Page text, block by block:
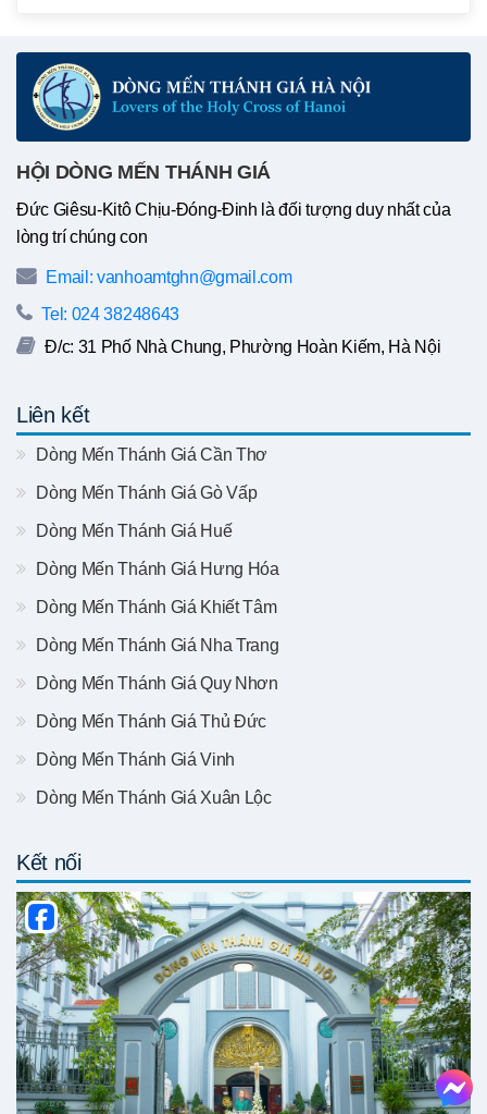
HỘI DÒNG MẾN THÁNH GIÁ
Đức Giêsu-Kitô Chịu-Đóng-Đinh là đối tượng duy nhất của
lòng trí chúng con
Email: vanhoamtghn@gmail.com
Tel: 024 38248643
Đ/c: 31 Phố Nhà Chung, Phường Hoàn Kiếm, Hà Nội
Liên kết
Dòng Mến Thánh Giá Cần Thơ
Dòng Mến Thánh Giá Gò Vấp
Dòng Mến Thánh Giá Huế
Dòng Mến Thánh Giá Hưng Hóa
Dòng Mến Thánh Giá Khiết Tâm
Dòng Mến Thánh Giá Nha Trang
Dòng Mến Thánh Giá Quy Nhơn
Dòng Mến Thánh Giá Thủ Đức
Dòng Mến Thánh Giá Vinh
Dòng Mến Thánh Giá Xuân Lộc
Kết nối